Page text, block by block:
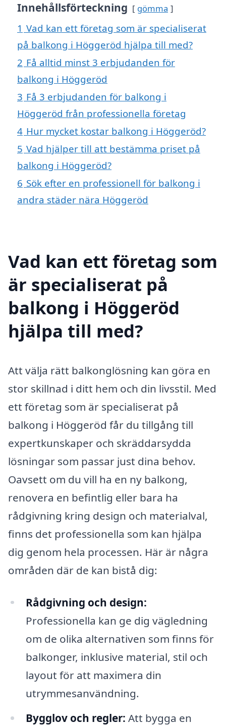
Innehållsförteckning gömma
1 Vad kan ett företag som är specialiserat
på balkong i Höggeröd hjälpa till med?
2 Få alltid minst 3 erbjudanden för
balkong i Höggeröd
3 Få 3 erbjudanden för balkong i
Höggeröd från professionella företag
4 Hur mycket kostar balkong i Höggeröd?
5 Vad hjälper till att bestämma priset på
balkong i Höggeröd?
6 Sök efter en professionell för balkong i
andra städer nära Höggeröd
Vad kan ett företag som
är specialiserat på
balkong i Höggeröd
hjälpa till med?
Att välja rätt balkonglösning kan göra en
stor skillnad i ditt hem och din livsstil. Med
ett företag som är specialiserat på
balkong i Höggeröd får du tillgång till
expertkunskaper och skräddarsydda
lösningar som passar just dina behov.
Oavsett om du vill ha en ny balkong,
renovera en befintlig eller bara ha
rådgivning kring design och materialval,
finns det professionella som kan hjälpa
dig genom hela processen. Här är några
områden där de kan bistå dig:
Rådgivning och design:
Professionella kan ge dig vägledning
om de olika alternativen som finns för
balkonger, inklusive material, stil och
layout för att maximera din
utrymmesanvändning.
Bygglov och regler: Att bygga en